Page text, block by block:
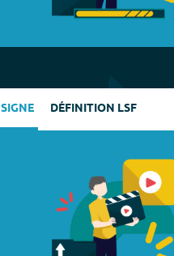
SIGNE DÉFINITION LSF